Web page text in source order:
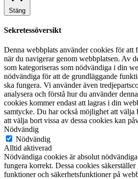
Stäng
Sekretessöversikt
Denna webbplats använder cookies för att
när du navigerar genom webbplatsen. Av
som kategoriseras som nödvändiga i din
nödvändiga för att de grundläggande
ska fungera. Vi använder även
analysera och förstå hur du använder
cookies kommer endast att lagras i din
samtycke. Du har också möjlighet att välja
att välja bort vissa av dessa cookies kan
Nödvändig
Nödvändig
Alltid aktiverad
Nödvändiga cookies är absolut
fungera korrekt. Dessa cookies
funktioner och säkerhetsfunktioner på